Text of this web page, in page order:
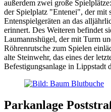
außerdem zwei große
der Spielplatz "Entenei", der mit
Entenspielgeräten an das
erinnert. Des Weiteren befindet
Laumannshügel, der mit Turm
Röhrenrutsche zum Spielen
alte Steinwehr, das eines der
Befestigungsanlage in Lippstadt
Parkanlage